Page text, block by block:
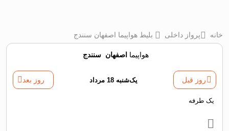
خانه پرواز داخلی بلیط هواپیما اصفهان سنندج
هواپیما اصفهان ‌سنندج
روز قبل یک‌شنبه 18 مرداد روز بعد
یک طرفه